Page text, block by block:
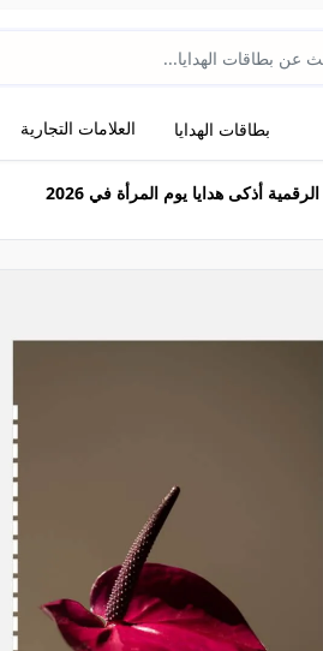
بطاقات الهدايا العلامات التجارية
أذكى هدايا يوم المرأة في 2026